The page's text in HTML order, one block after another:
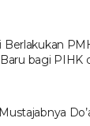
Berlakukan
bagi PIHK